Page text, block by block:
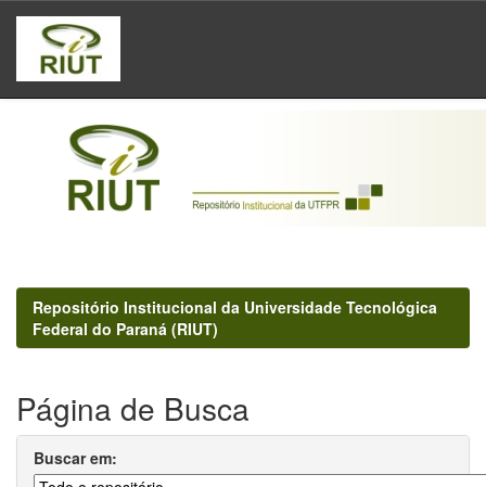
Skip
navigation
Repositório Institucional da Universidade Tecnológica
Federal do Paraná (RIUT)
Página de Busca
Buscar em: